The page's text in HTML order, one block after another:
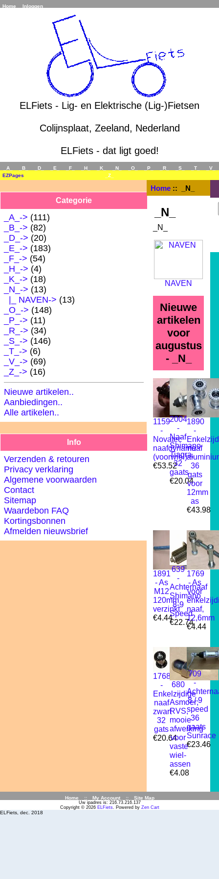
Home Inloggen
ELFiets - Lig- en Elektrische (Lig-)Fietsen
Colijnsplaat, Zeeland, Nederland
ELFiets - dat ligt goed!
_A_ _B_ _D_ _E_ _F_ _H_ _K_ _N_ _O_ _P_ _R_ _S_ _T_
_V_
_Z_
EZPages
Categorie
_A_-> (111)
_B_-> (82)
_D_-> (20)
_E_-> (183)
_F_-> (54)
_H_-> (4)
_K_-> (18)
_N_-> (13)
|_ NAVEN-> (13)
_O_-> (148)
_P_-> (11)
_R_-> (34)
_S_-> (146)
_T_-> (6)
_V_-> (69)
_Z_-> (16)
Nieuwe artikelen..
Aanbiedingen..
Alle artikelen..
Info
Verzenden & retouren
Privacy verklaring
Algemene voorwaarden
Contact
Sitemap
Waardebon FAQ
Kortingsbonnen
Afmelden nieuwsbrief
Home:: _N_
_N_
_N_
NAVEN
Nieuwe
artikelen
voor
augustus
- _N_
1159
-
Novatec
naafdynamo
(voorwiel)
€53.52
2004
-
Naaf
Shimano
Tiagra,
32
gaats
€20.04
1890
-
naaf
36
gats
voor
12mm
as
€43.98
1891
- As
M12
120mm
verzinkt
€4.44
639
-
Achternaaf
Shimano
8-9
Speed
€22.74
1769
- As
voor
naaf,
12,6mm
€4.44
1768
-
Enkelzijdige
naaf
zwart
32
gats
€20.64
680
-
Asmoer;
RVS,
mooie
afwerking
voor
vaste
wiel-
assen
€4.08
709
-
8 / 9
speed
36
gaats
Sunrace
€23.46
Home :: My Account :: Site Map
Uw ipadres is: 216.73.216.137
Copyright © 2026 ELFiets. Powered by Zen Cart
ELFiets, dec. 2018